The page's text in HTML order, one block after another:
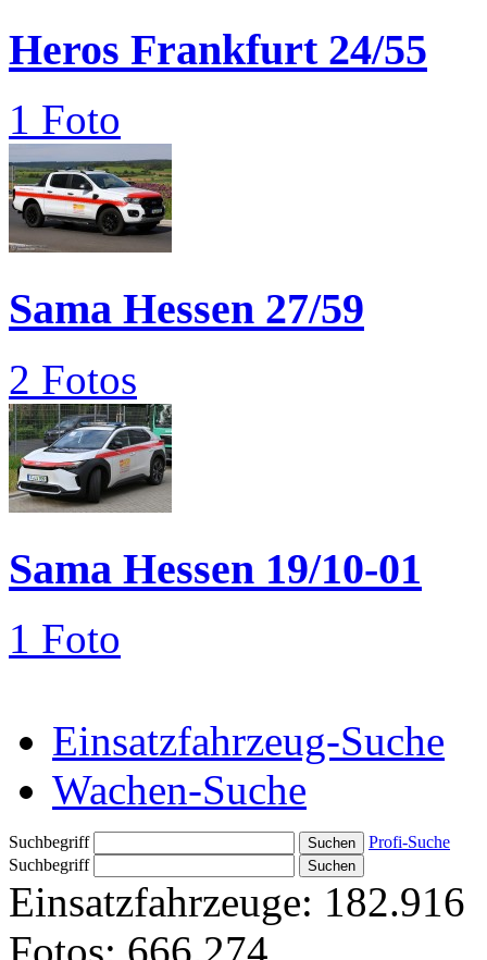
Heros Frankfurt 24/55
1 Foto
Sama Hessen 27/59
2 Fotos
Sama Hessen 19/10-01
1 Foto
Einsatzfahrzeug-Suche
Wachen-Suche
Suchbegriff
Profi-Suche
Suchbegriff
Einsatzfahrzeuge: 182.916